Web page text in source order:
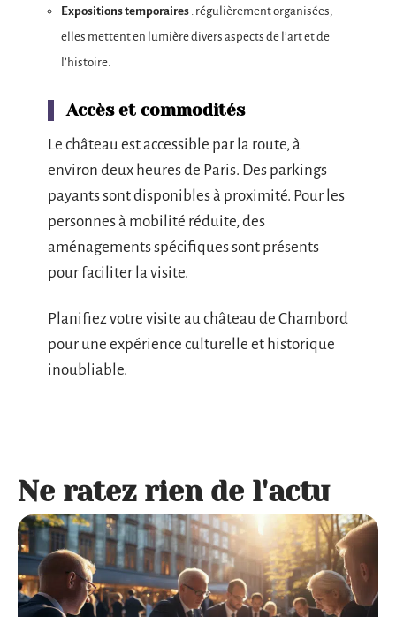
Expositions temporaires : régulièrement organisées,
elles mettent en lumière divers aspects de l’art et de
l’histoire.
Accès et commodités
Le château est accessible par la route, à
environ deux heures de Paris. Des parkings
payants sont disponibles à proximité. Pour les
personnes à mobilité réduite, des
aménagements spécifiques sont présents
pour faciliter la visite.
Planifiez votre visite au château de Chambord
pour une expérience culturelle et historique
inoubliable.
Ne ratez rien de l'actu